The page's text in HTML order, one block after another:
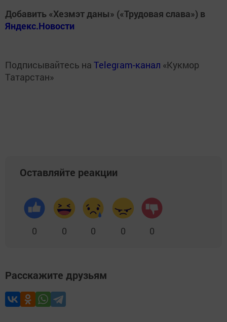
Добавить «Хезмэт даны» («Трудовая слава») в
Яндекс.Новости
Подписывайтесь на Telegram-канал «Кукмор
Татарстан»
Оставляйте реакции
0 0 0 0 0
Расскажите друзьям